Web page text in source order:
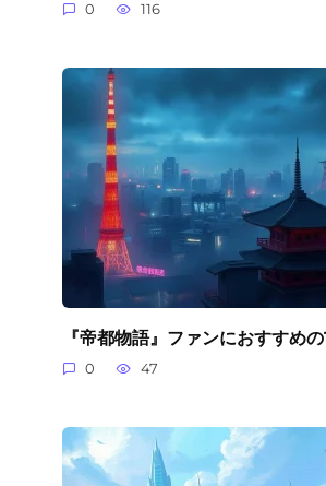
0 116
『帝都物語』ファンにおすすめ
0 47